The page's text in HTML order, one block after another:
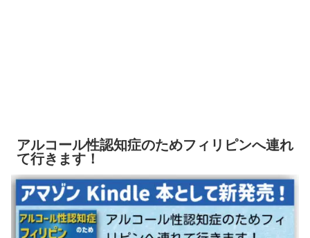
アルコール性認知症のためフィリピンへ連れ
て行きます！